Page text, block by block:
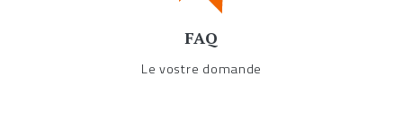
FAQ
Le vostre domande